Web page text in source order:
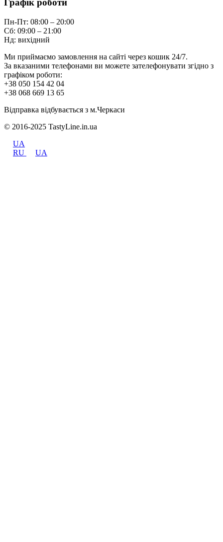
Графік роботи
Пн-Пт: 08:00 – 20:00
Сб: 09:00 – 21:00
Нд: вихідний
Ми приймаємо замовлення на сайті через кошик 24/7.
За вказаними телефонами ви можете зателефонувати згідно з
графіком роботи:
+38 050 154 42 04
+38 068 669 13 65
Відправка відбувається з м.Черкаси
© 2016-2025 TastyLine.in.ua
UA
RU
UA